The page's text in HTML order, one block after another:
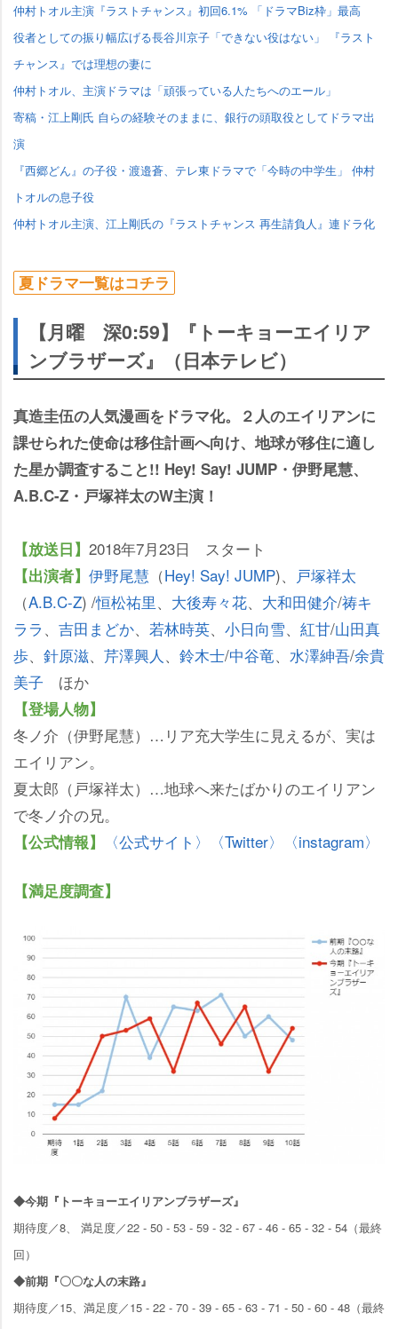
仲村トオル主演『ラストチャンス』初回6.1% 「ドラマBiz枠」最高
役者としての振り幅広げる長谷川京子「できない役はない」 『ラスト
チャンス』では理想の妻に
仲村トオル、主演ドラマは「頑張っている人たちへのエール」
寄稿・江上剛氏 自らの経験そのままに、銀行の頭取役としてドラマ出
演
『西郷どん』の子役・渡邉蒼、テレ東ドラマで「今時の中学生」 仲村
トオルの息子役
仲村トオル主演、江上剛氏の『ラストチャンス 再生請負人』連ドラ化
夏ドラマ一覧はコチラ
【月曜 深0:59】『トーキョーエイリア
ンブラザーズ』（日本テレビ）
真造圭伍の人気漫画をドラマ化。２人のエイリアンに
課せられた使命は移住計画へ向け、地球が移住に適し
た星か調査すること!! Hey! Say! JUMP・伊野尾慧、
A.B.C-Z・戸塚祥太のW主演！
【放送日】 2018年7月23日 スタート
【出演者】 伊野尾慧 （Hey! Say! JUMP)、
戸塚祥太
（A.B.C-Z) /恒松祐里、 大後寿々花、 大和田健介/祷キ
ララ 、 吉田まどか、 若林時英、 小日向雪、 紅甘/山田真
歩、 針原滋、 芹澤興人 、 鈴木士/中谷竜、 水澤紳吾/余貴
美子 ほか
【登場人物】
冬ノ介（伊野尾慧）…リア充大学生に見えるが、実は
エイリアン。
夏太郎（戸塚祥太）…地球へ来たばかりのエイリアン
で冬ノ介の兄。
【公式情報】 〈公式サイト〉 〈Twitter〉 〈instagram〉
【満足度調査】
◆今期『トーキョーエイリアンブラザーズ』
期待度／8、 満足度／22 - 50 - 53 - 59 - 32 - 67 - 46 - 65 - 32 - 54（最終
回）
◆前期『〇〇な人の末路』
期待度／15、満足度／15 - 22 - 70 - 39 - 65 - 63 - 71 - 50 - 60 - 48（最終